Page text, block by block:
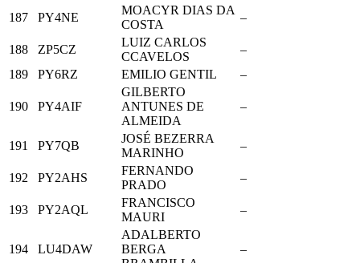
187 PY4NE
MOACYR DIAS DA
COSTA
–
188 ZP5CZ
LUIZ CARLOS
CCAVELOS
–
189
PY6RZ EMILIO GENTIL –
190 PY4AIF
GILBERTO
ANTUNES DE
ALMEIDA
–
191 PY7QB
JOSÉ BEZERRA
MARINHO
–
192 PY2AHS
FERNANDO
PRADO
–
193 PY2AQL
FRANCISCO
MAURI
–
194 LU4DAW
ADALBERTO
BERGA
–